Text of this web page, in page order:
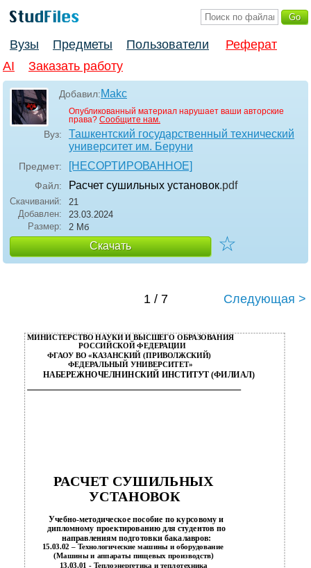
Вузы Предметы Пользователи
Реферат
AI
Заказать работу
Добавил:Makc
Опубликованный материал нарушает ваши авторские
права? Сообщите нам.
Вуз:
Ташкентский государственный технический
университет им. Беруни
Предмет: [НЕСОРТИРОВАННОЕ]
Файл: Расчет сушильных установок.pdf
Скачиваний:
21
Добавлен:
23.03.2024
Размер:
2 Мб
Скачать ☆
1 / 7 Следующая >
МИНИСТЕРСТВО НАУКИ И ВЫСШЕГО ОБРАЗОВАНИЯ
РОССИЙСКОЙ ФЕДЕРАЦИИ
ФГАОУ ВО «КАЗАНСКИЙ (ПРИВОЛЖСКИЙ)
ФЕДЕРАЛЬНЫЙ УНИВЕРСИТЕТ»
НАБЕРЕЖНОЧЕЛНИНСКИЙ ИНСТИТУТ (ФИЛИАЛ)
РАСЧЕТ СУШИЛЬНЫХ
УСТАНОВОК
Учебно-методическое пособие по курсовому и
дипломному проектированию для студентов по
направлениям подготовки бакалавров:
15.03.02 – Технологические машины и оборудование
(Машины и аппараты пищевых производств)
13.03.01 - Теплоэнергетика и теплотехника